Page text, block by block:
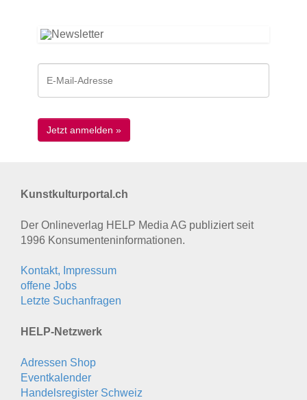
Kunstkulturportal.ch
Der Onlineverlag HELP Media AG publiziert seit
1996 Konsumenten­informationen.
Kontakt, Impressum
offene Jobs
Letzte Suchanfragen
HELP-Netzwerk
Adressen Shop
Eventkalender
Handelsregister Schweiz